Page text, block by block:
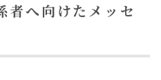
者へ向けたメッセ